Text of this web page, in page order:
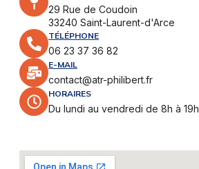
29 Rue de Coudoin
33240 Saint-Laurent-d'Arce
TÉLÉPHONE
06 23 37 36 82
E-MAIL
contact@atr-philibert.fr
HORAIRES
Du lundi au vendredi de 8h à 19h